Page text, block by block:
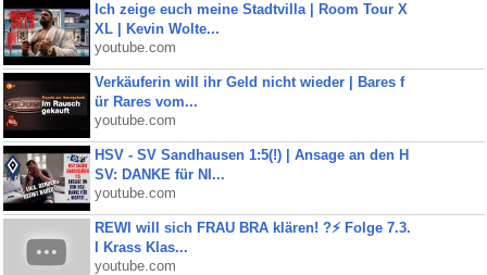
Ich zeige euch meine Stadtvilla | Room Tour X
XL | Kevin Wolte...
youtube.com
Verkäuferin will ihr Geld nicht wieder | Bares f
ür Rares vom...
youtube.com
HSV - SV Sandhausen 1:5(!) | Ansage an den H
SV: DANKE für NI...
youtube.com
REWI will sich FRAU BRA klären! ?⚡️ Folge 7.3.
I Krass Klas...
youtube.com